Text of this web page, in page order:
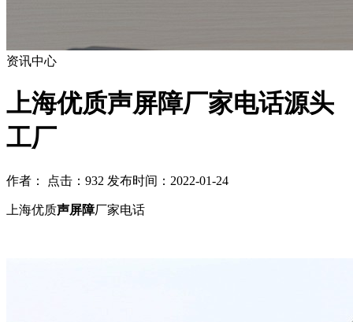
资讯中心
上海优质声屏障厂家电话源头
工厂
作者： 点击：932 发布时间：2022-01-24
上海优质声屏障厂家电话